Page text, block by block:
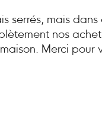
serrés, mais dans
nos
Merci pour